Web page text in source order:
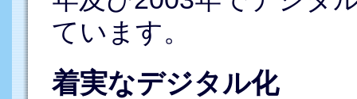
ています。
着実なデジタル化